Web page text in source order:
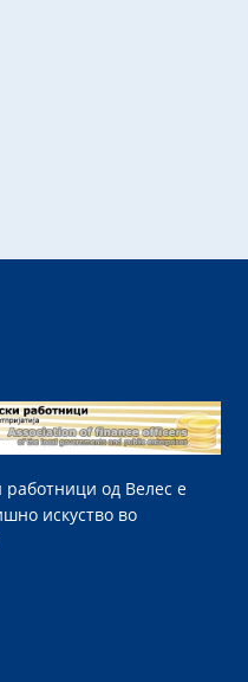
од Велес е
искуство во